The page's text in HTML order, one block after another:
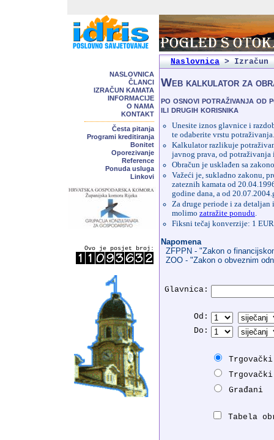
NASLOVNICA
ČLANCI
IZRAČUN KAMATA
INFORMACIJE
O NAMA
KONTAKT
Česta pitanja
Programi kreditiranja
Bonitet
Oporezivanje
Reference
Ponuda usluga
Linkovi
Ovo je posjet broj:
Naslovnica>Izračun
Web kalkulator za
po osnovi potraživanja od
ili drugih korisnika
Unesite iznos glavnice i
te odaberite vrstu potraživanja.
Kalkulator razlikuje
javnog prava, od potraživanja
Obračun je usklađen sa
Važeći je, sukladno zakonu,
zateznih kamata od
godine dana, a od
Za druge periode i za detaljan
molimo zatražite ponudu.
Fiksni tečaj konverzije: 1
Napomena
ZFPPN - "Zakon o
ZOO - "Zakon o obveznim
Glavnica:
Od:
Do:
Građani
Tabela